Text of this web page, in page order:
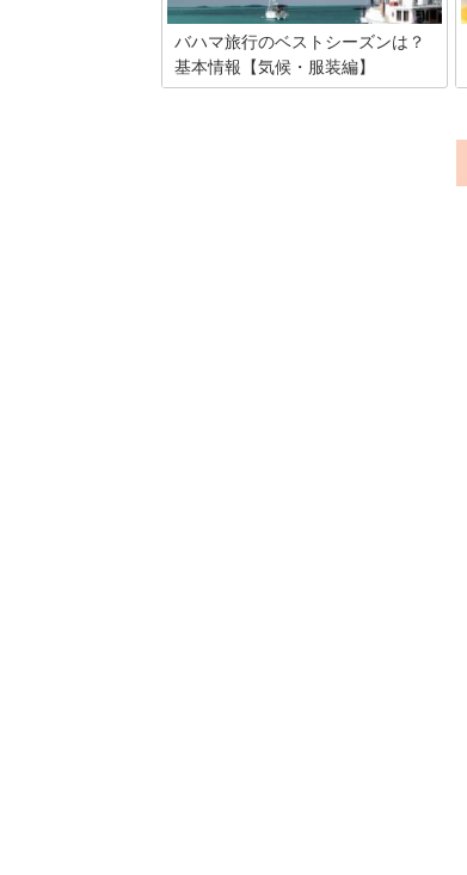
島は、極上の景色が広がる隠れたパラダ
イスなのです。
バハマ旅行のベストシーズンは？
基本情報【気候・服装編】